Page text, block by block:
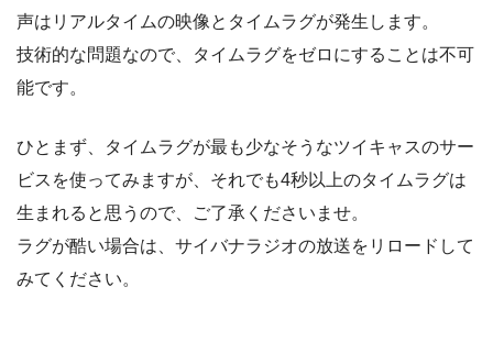
声はリアルタイムの映像とタイムラグが発生します。
技術的な問題なので、タイムラグをゼロにすることは不可
能です。
ひとまず、タイムラグが最も少なそうなツイキャスのサー
ビスを使ってみますが、それでも4秒以上のタイムラグは
生まれると思うので、ご了承くださいませ。
ラグが酷い場合は、サイバナラジオの放送をリロードして
みてください。